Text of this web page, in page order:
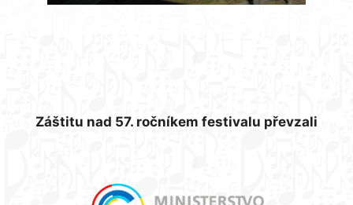
Záštitu nad 57. ročníkem festivalu převzali